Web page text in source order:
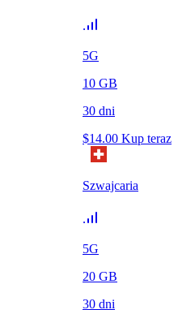
5G
10 GB
30 dni
$14.00 Kup teraz
Szwajcaria
5G
20 GB
30 dni